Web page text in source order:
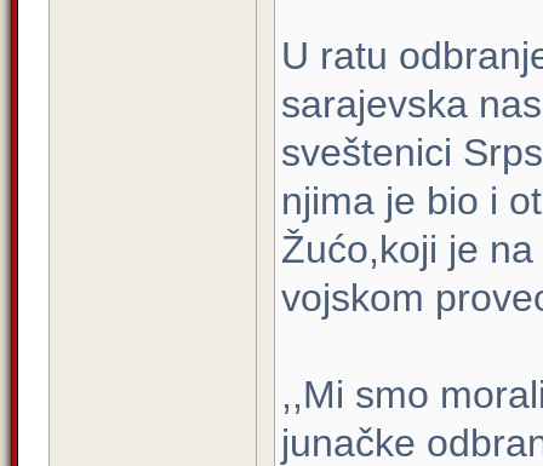
U ratu
sarajevska
sveštenici
njima je bio i
Žućo,koji je
vojskom
,,Mi smo
junačke